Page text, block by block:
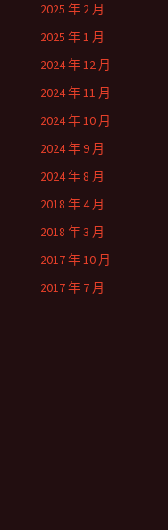
2025 年 2 月
2025 年 1 月
2024 年 12 月
2024 年 11 月
2024 年 10 月
2024 年 9 月
2024 年 8 月
2018 年 4 月
2018 年 3 月
2017 年 10 月
2017 年 7 月